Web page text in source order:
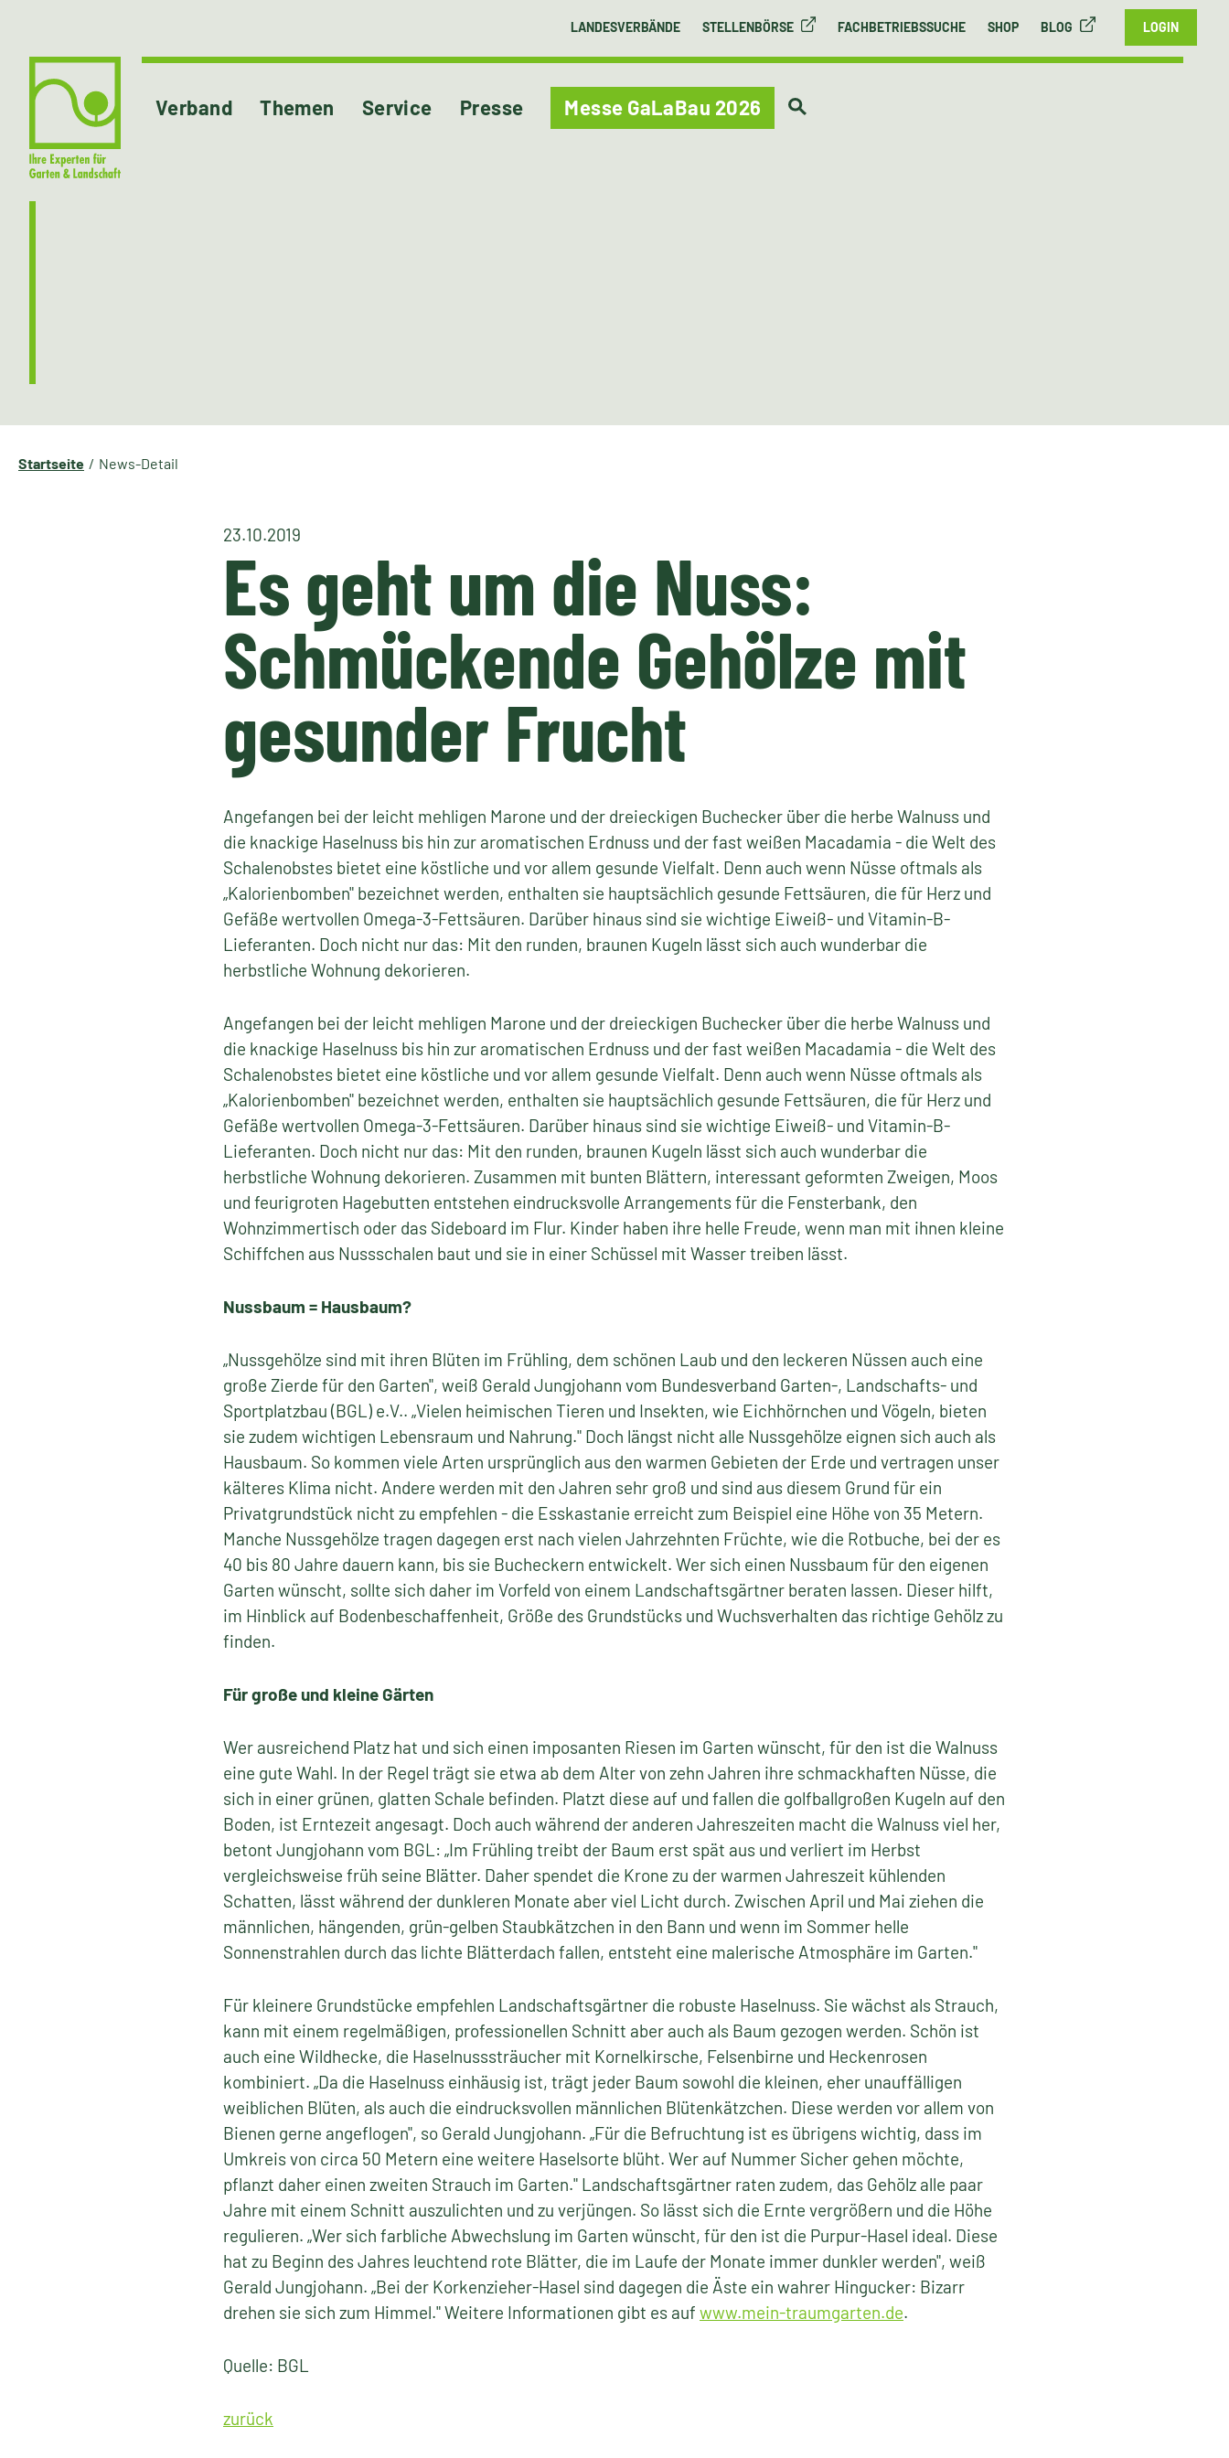
LANDESVERBÄNDE STELLENBÖRSE FACHBETRIEBSSUCHE SHOP BLOG LOGIN
Verband Themen Service Presse Messe GaLaBau 2026
Startseite News-Detail
23.10.2019
Es geht um die Nuss:
Schmückende Gehölze mit
gesunder Frucht
Angefangen bei der leicht mehligen Marone und der dreieckigen Buchecker über die herbe Walnuss und
die knackige Haselnuss bis hin zur aromatischen Erdnuss und der fast weißen Macadamia - die Welt des
Schalenobstes bietet eine köstliche und vor allem gesunde Vielfalt. Denn auch wenn Nüsse oftmals als
„Kalorienbomben" bezeichnet werden, enthalten sie hauptsächlich gesunde Fettsäuren, die für Herz und
Gefäße wertvollen Omega-3-Fettsäuren. Darüber hinaus sind sie wichtige Eiweiß- und Vitamin-B-
Lieferanten. Doch nicht nur das: Mit den runden, braunen Kugeln lässt sich auch wunderbar die
herbstliche Wohnung dekorieren.
Angefangen bei der leicht mehligen Marone und der dreieckigen Buchecker über die herbe Walnuss und
die knackige Haselnuss bis hin zur aromatischen Erdnuss und der fast weißen Macadamia - die Welt des
Schalenobstes bietet eine köstliche und vor allem gesunde Vielfalt. Denn auch wenn Nüsse oftmals als
„Kalorienbomben" bezeichnet werden, enthalten sie hauptsächlich gesunde Fettsäuren, die für Herz und
Gefäße wertvollen Omega-3-Fettsäuren. Darüber hinaus sind sie wichtige Eiweiß- und Vitamin-B-
Lieferanten. Doch nicht nur das: Mit den runden, braunen Kugeln lässt sich auch wunderbar die
herbstliche Wohnung dekorieren. Zusammen mit bunten Blättern, interessant geformten Zweigen, Moos
und feurigroten Hagebutten entstehen eindrucksvolle Arrangements für die Fensterbank, den
Wohnzimmertisch oder das Sideboard im Flur. Kinder haben ihre helle Freude, wenn man mit ihnen kleine
Schiffchen aus Nussschalen baut und sie in einer Schüssel mit Wasser treiben lässt.
Nussbaum = Hausbaum?
„Nussgehölze sind mit ihren Blüten im Frühling, dem schönen Laub und den leckeren Nüssen auch eine
große Zierde für den Garten", weiß Gerald Jungjohann vom Bundesverband Garten-, Landschafts- und
Sportplatzbau (BGL) e.V.. „Vielen heimischen Tieren und Insekten, wie Eichhörnchen und Vögeln, bieten
sie zudem wichtigen Lebensraum und Nahrung." Doch längst nicht alle Nussgehölze eignen sich auch als
Hausbaum. So kommen viele Arten ursprünglich aus den warmen Gebieten der Erde und vertragen unser
kälteres Klima nicht. Andere werden mit den Jahren sehr groß und sind aus diesem Grund für ein
Privatgrundstück nicht zu empfehlen - die Esskastanie erreicht zum Beispiel eine Höhe von 35 Metern.
Manche Nussgehölze tragen dagegen erst nach vielen Jahrzehnten Früchte, wie die Rotbuche, bei der es
40 bis 80 Jahre dauern kann, bis sie Bucheckern entwickelt. Wer sich einen Nussbaum für den eigenen
Garten wünscht, sollte sich daher im Vorfeld von einem Landschaftsgärtner beraten lassen. Dieser hilft,
im Hinblick auf Bodenbeschaffenheit, Größe des Grundstücks und Wuchsverhalten das richtige Gehölz zu
finden.
Für große und kleine Gärten
Wer ausreichend Platz hat und sich einen imposanten Riesen im Garten wünscht, für den ist die Walnuss
eine gute Wahl. In der Regel trägt sie etwa ab dem Alter von zehn Jahren ihre schmackhaften Nüsse, die
sich in einer grünen, glatten Schale befinden. Platzt diese auf und fallen die golfballgroßen Kugeln auf den
Boden, ist Erntezeit angesagt. Doch auch während der anderen Jahreszeiten macht die Walnuss viel her,
betont Jungjohann vom BGL: „Im Frühling treibt der Baum erst spät aus und verliert im Herbst
vergleichsweise früh seine Blätter. Daher spendet die Krone zu der warmen Jahreszeit kühlenden
Schatten, lässt während der dunkleren Monate aber viel Licht durch. Zwischen April und Mai ziehen die
männlichen, hängenden, grün-gelben Staubkätzchen in den Bann und wenn im Sommer helle
Sonnenstrahlen durch das lichte Blätterdach fallen, entsteht eine malerische Atmosphäre im Garten."
Für kleinere Grundstücke empfehlen Landschaftsgärtner die robuste Haselnuss. Sie wächst als Strauch,
kann mit einem regelmäßigen, professionellen Schnitt aber auch als Baum gezogen werden. Schön ist
auch eine Wildhecke, die Haselnusssträucher mit Kornelkirsche, Felsenbirne und Heckenrosen
kombiniert. „Da die Haselnuss einhäusig ist, trägt jeder Baum sowohl die kleinen, eher unauffälligen
weiblichen Blüten, als auch die eindrucksvollen männlichen Blütenkätzchen. Diese werden vor allem von
Bienen gerne angeflogen", so Gerald Jungjohann. „Für die Befruchtung ist es übrigens wichtig, dass im
Umkreis von circa 50 Metern eine weitere Haselsorte blüht. Wer auf Nummer Sicher gehen möchte,
pflanzt daher einen zweiten Strauch im Garten." Landschaftsgärtner raten zudem, das Gehölz alle paar
Jahre mit einem Schnitt auszulichten und zu verjüngen. So lässt sich die Ernte vergrößern und die Höhe
regulieren. „Wer sich farbliche Abwechslung im Garten wünscht, für den ist die Purpur-Hasel ideal. Diese
hat zu Beginn des Jahres leuchtend rote Blätter, die im Laufe der Monate immer dunkler werden", weiß
Gerald Jungjohann. „Bei der Korkenzieher-Hasel sind dagegen die Äste ein wahrer Hingucker: Bizarr
drehen sie sich zum Himmel." Weitere Informationen gibt es auf www.mein-traumgarten.de.
Quelle: BGL
zurück